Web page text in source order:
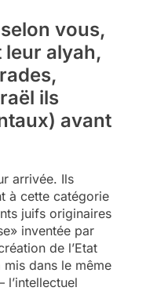
vous,
leur alyah,
ils
avant
arrivée. Ils
à cette catégorie
juifs originaires
inventée par
de l’Etat
mis dans le même
l’intellectuel